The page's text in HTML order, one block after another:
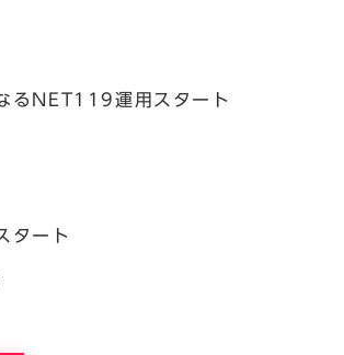
るNET119運用スタート
タート